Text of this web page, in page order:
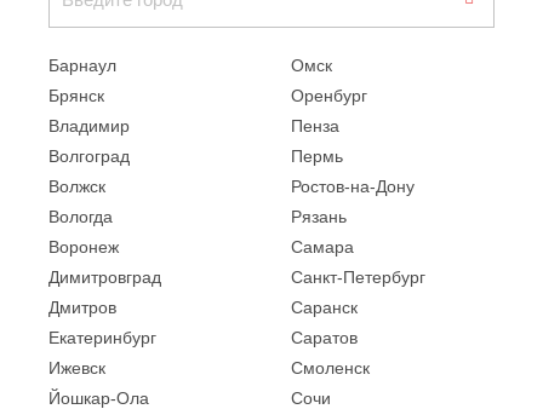
Барнаул
Брянск
Владимир
Волгоград
Волжск
Вологда
Воронеж
Димитровград
Дмитров
Екатеринбург
Ижевск
Йошкар-Ола
Омск
Оренбург
Пенза
Пермь
Ростов-на-Дону
Рязань
Самара
Санкт-Петербург
Саранск
Саратов
Смоленск
Сочи